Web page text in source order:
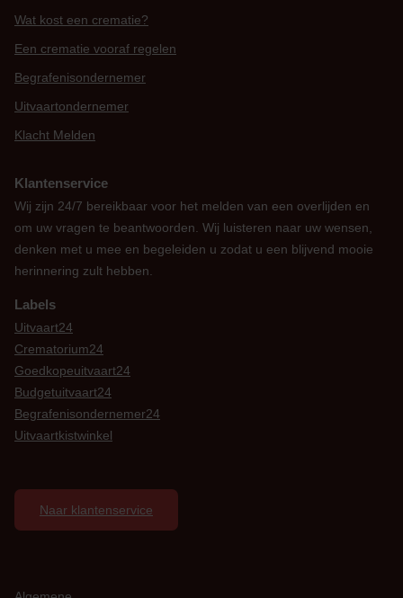
Wat kost een crematie?
Een crematie vooraf regelen
Begrafenisondernemer
Uitvaartondernemer
Klacht Melden
Klantenservice
Wij zijn 24/7 bereikbaar voor het melden van een overlijden en
om uw vragen te beantwoorden. Wij luisteren naar uw wensen,
denken met u mee en begeleiden u zodat u een blijvend mooie
herinnering zult hebben.
Labels
Uitvaart24
Crematorium24
Goedkopeuitvaart24
Budgetuitvaart24
Begrafenisondernemer24
Uitvaartkistwinkel
Naar klantenservice